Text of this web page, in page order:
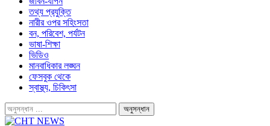
তথ্য প্রযুক্তি
নারীর ওপর সহিংসতা
বন, পরিবেশ, পর্যটন
ভাষা-শিক্ষা
ভিডিও
মানবাধিকার লঙ্ঘন
ফেসবুক থেকে
স্বাস্থ্য, চিকিৎসা